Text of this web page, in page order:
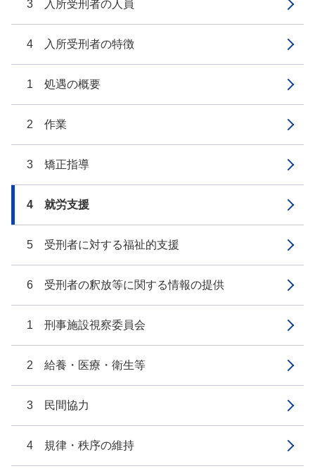
3 入所受刑者の人員
4 入所受刑者の特徴
1 処遇の概要
2 作業
3 矯正指導
4 就労支援
5 受刑者に対する福祉的支援
6 受刑者の釈放等に関する情報の提供
1 刑事施設視察委員会
2 給養・医療・衛生等
3 民間協力
4 規律・秩序の維持